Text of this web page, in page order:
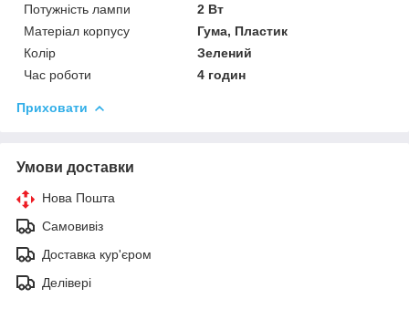
Потужність лампи
2 Вт
Матеріал корпусу
Гума, Пластик
Колір
Зелений
Час роботи
4 годин
Приховати
Умови доставки
Нова Пошта
Самовивіз
Доставка кур'єром
Делівері